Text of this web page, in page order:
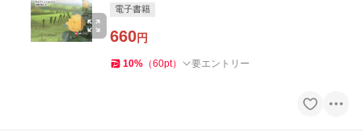
電子書籍
660円
10% （60pt） 要エントリー